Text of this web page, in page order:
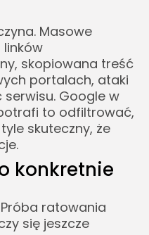
Masowe
skopiowana treść
portalach, ataki
Google w
to odfiltrować,
skuteczny, że
konkretnie
ratowania
się jeszcze